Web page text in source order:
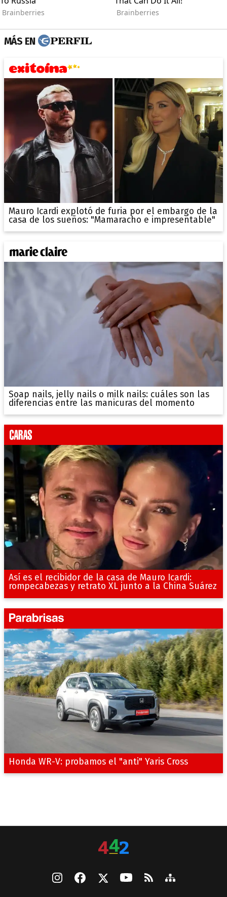
MÁS EN
Mauro Icardi explotó de furia por el embargo de la
casa de los sueños: "Mamaracho e impresentable"
Soap nails, jelly nails o milk nails: cuáles son las
diferencias entre las manicuras del momento
Así es el recibidor de la casa de Mauro Icardi:
rompecabezas y retrato XL junto a la China Suárez
Honda WR-V: probamos el "anti" Yaris Cross